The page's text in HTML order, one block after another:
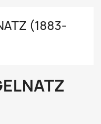
(1883-